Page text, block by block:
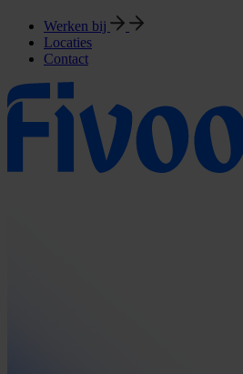
Werken bij
Locaties
Contact